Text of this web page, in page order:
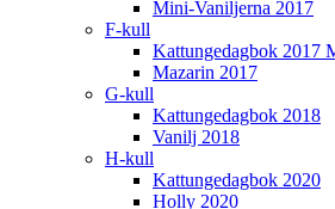
Mini-Vaniljerna 2017
F-kull
Kattungedagbok 2017
Mazarin 2017
G-kull
Kattungedagbok 2018
Vanilj 2018
H-kull
Kattungedagbok 2020
Holly 2020